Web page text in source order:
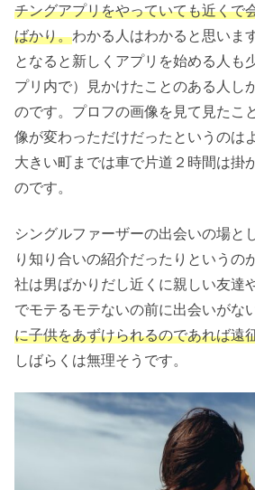
チングアプリをやっていても近くで
ばかり。わかる人はわかると思いま
となると新しくアプリを始める人も
プリ内で）見かけたことのある人し
のです。プロフの画像を見て見たこ
像が変わっただけだったというのは
大きい町までは車で片道２時間は掛
のです。
シングルファーザーの出会いの場と
り知り合いの紹介だったりというの
社は男ばかりだし近くに親しい友達
でモテるモテないの前に出会いがな
に子供をあずけられるのであれば遠
しばらくは無理そうです。